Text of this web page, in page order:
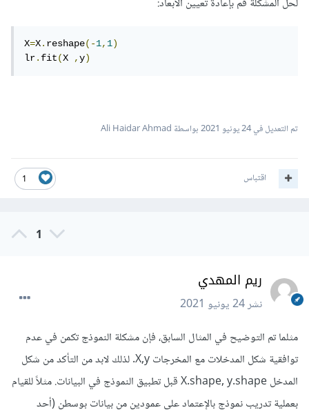
لحل المشكلة قم بإعادة تعيين الأبعاد:
X=X.reshape(-1,1)
lr.fit(X ,y)
تم التعديل في24 يونيو 2021 بواسطة Ali Haidar Ahmad
1 اقتباس
1
ريم المهدي
نشر24 يونيو 2021
مثلما تم التوضيح في المثال السابق، فإن مشكلة النموذج تكمن في عدم
توافقية شكل المدخلات مع المخرجات X,y. لذلك لابد من التأكد من شكل
المدخل X.shape, y.shape قبل تطبيق النموذج في البيانات. مثلاً للقيام
بعملية تدريب نموذج بالإعتماد على عمودين من بيانات بوسطن (أحد